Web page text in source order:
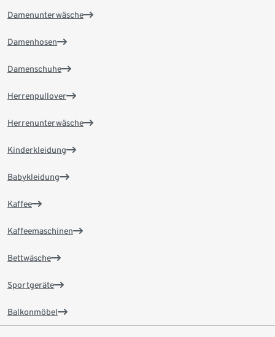
Damenunterwäsche
Damenhosen
Damenschuhe
Herrenpullover
Herrenunterwäsche
Kinderkleidung
Babykleidung
Kaffee
Kaffeemaschinen
Bettwäsche
Sportgeräte
Balkonmöbel